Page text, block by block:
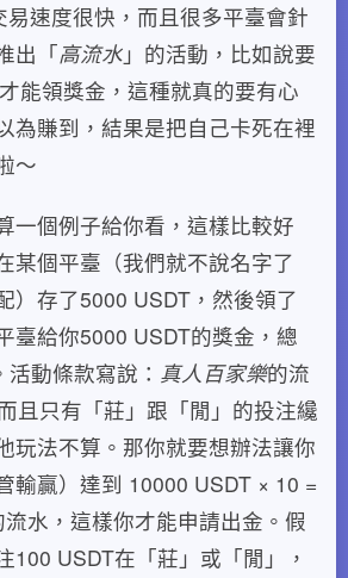
易速度很快，而且很多平臺會針
出「高流水」的活動，比如說要
能領獎金，這種就真的要有心
為賺到，結果是把自己卡死在裡
～
一個例子給你看，這樣比較好
某個平臺（我們就不說名字了
）存了5000 USDT，然後領了
臺給你5000 USDT的獎金，總
動條款寫說： 真人百家樂的流
且只有「莊」跟「閒」的投注纔
玩法不算。那你就要想辦法讓你
輸贏）達到 10000 USDT × 10 =
水，這樣你才能申請出金。假
100 USDT在「莊」或「閒」，